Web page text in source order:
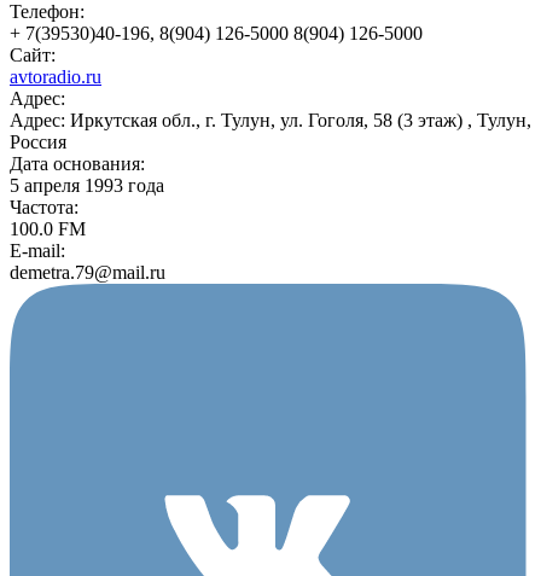
Телефон:
+ 7(39530)40-196, 8(904) 126-5000 8(904) 126-5000
Сайт:
avtoradio.ru
Адрес:
Адрес: Иркутская обл., г. Тулун, ул. Гоголя, 58 (3 этаж) , Тулун,
Россия
Дата основания:
5 апреля 1993 года
Частота:
100.0 FM
E-mail:
demetra.79@mail.ru